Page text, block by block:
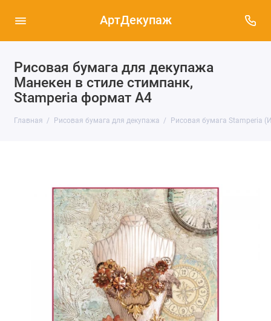
АртДекупаж
Рисовая бумага для декупажа
Манекен в стиле стимпанк,
Stamperia формат А4
Главная Рисовая бумага для декупажа Рисовая бумага Stamperia